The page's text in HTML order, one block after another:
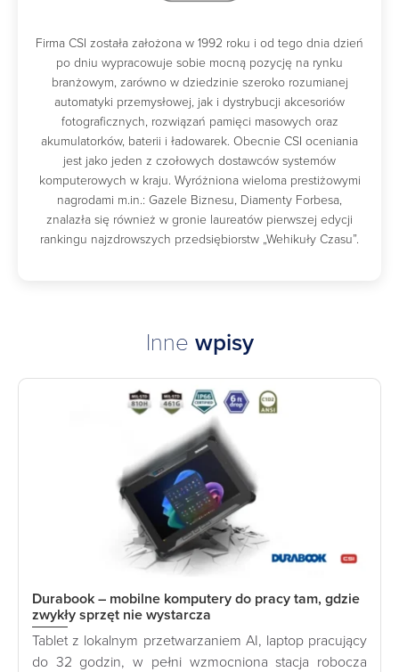
Firma CSI została założona w 1992 roku i od tego dnia dzień
po dniu wypracowuje sobie mocną pozycję na rynku
branżowym, zarówno w dziedzinie szeroko rozumianej
automatyki przemysłowej, jak i dystrybucji akcesoriów
fotograficznych, rozwiązań pamięci masowych oraz
akumulatorków, baterii i ładowarek. Obecnie CSI oceniania
jest jako jeden z czołowych dostawców systemów
komputerowych w kraju. Wyróżniona wieloma prestiżowymi
nagrodami m.in.: Gazele Biznesu, Diamenty Forbesa,
znalazła się również w gronie laureatów pierwszej edycji
rankingu najzdrowszych przedsiębiorstw „Wehikuły Czasu”.
Inne wpisy
Durabook – mobilne komputery do pracy tam, gdzie
zwykły sprzęt nie wystarcza
Tablet z lokalnym przetwarzaniem AI, laptop pracujący
do 32 godzin, w pełni wzmocniona stacja robocza